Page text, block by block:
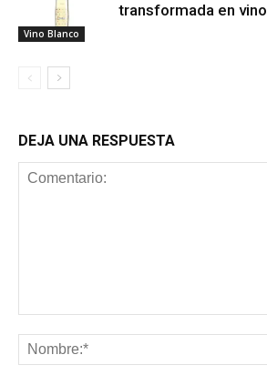
Vino Blanco
transformada en vino
DEJA UNA RESPUESTA